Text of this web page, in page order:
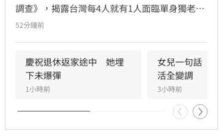
調查》，揭露台灣每4人就有1人面臨單身獨老。
儘管逾七成國人準備退休金，卻因缺乏長照規劃
排財務代理；「已婚有子女」者則出現「重子
女、輕老本」失衡現象。專家提出「TALK」理財
心法，建議民眾透過目標盤點、專款配置、明確
傳承及安養信託等機制，及早建立樂齡財富防禦
網，避免資產傳承糾紛，確保晚年財務自主與安
全，打造穩健的退休生活藍圖。
52分鐘前
慶祝退休返家途中　她埋
下未爆彈
1小時前
女兒一句話　
活全變調
3小時前